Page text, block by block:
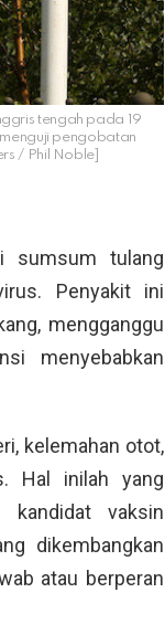
tengah pada 19
pengobatan
/ Phil Noble]
sumsum tulang
Penyakit ini
mengganggu
menyebabkan
kelemahan otot,
Hal inilah yang
kandidat vaksin
dikembangkan
atau berperan